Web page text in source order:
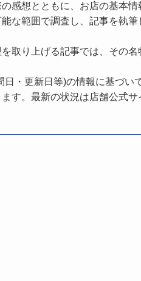
感想とともに、お店の基本
な範囲で調査し、記事を執筆
取り上げる記事では、その
日・更新日等)の情報に基づ
す。最新の状況は店舗公式